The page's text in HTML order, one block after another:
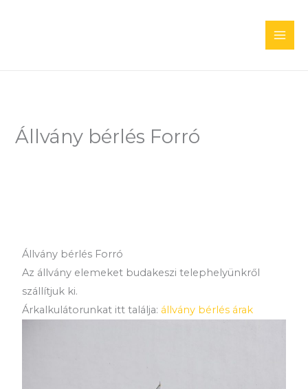
Állvány bérlés Forró
Állvány bérlés Forró
Az állvány elemeket budakeszi telephelyünkről
szállítjuk ki.
Árkalkulátorunkat itt találja: állvány bérlés árak